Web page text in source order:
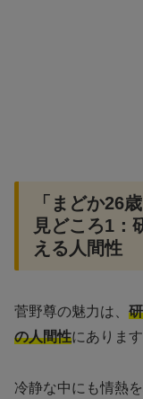
「まどか26
見どころ1：
える人間性
菅野尊の魅力は、
の人間性にあります
冷静な中にも情熱